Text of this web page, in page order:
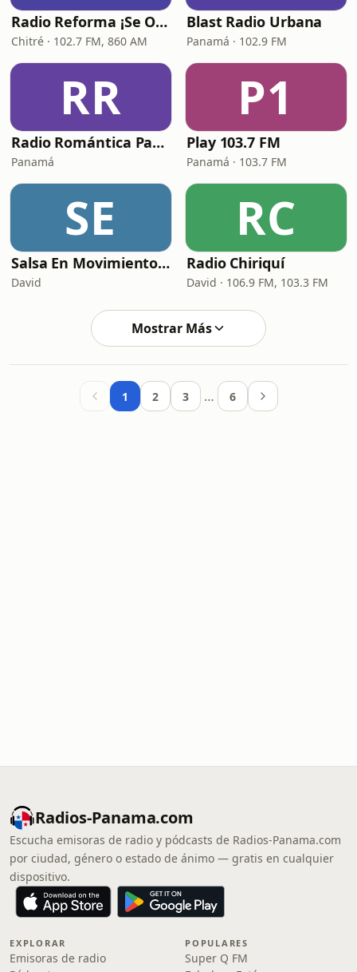
Radio Reforma ¡Se Oye!
Chitré · 102.7 FM, 860 AM
Blast Radio Urbana
Panamá · 102.9 FM
RR
Radio Romántica Panamá
Panamá
P1
Play 103.7 FM
Panamá · 103.7 FM
SE
Salsa En Movimiento Radio
David
RC
Radio Chiriquí
David · 106.9 FM, 103.3 FM
Mostrar Más
1 2 3 … 6
Radios-Panama.com
Escucha emisoras de radio y pódcasts de Radios-Panama.com
por ciudad, género o estado de ánimo — gratis en cualquier
dispositivo.
EXPLORAR
Emisoras de radio
POPULARES
Super Q FM